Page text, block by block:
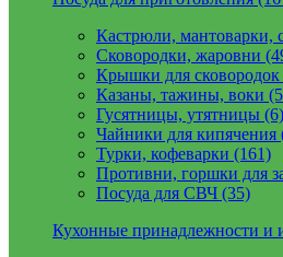
Кастрюли, мантоварки,
Сковородки, жаровни
Крышки для сковородок
Казаны, тажины, воки
Гусятницы, утятницы (6)
Чайники для кипячения
Турки, кофеварки (161)
Противни, горшки для
Посуда для СВЧ (35)
Кухонные принадлежности и